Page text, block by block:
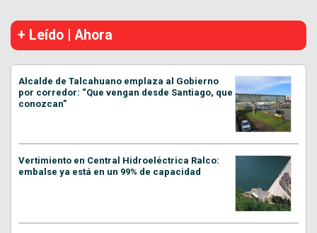
+ Leído | Ahora
Alcalde de Talcahuano emplaza al Gobierno
por corredor: “Que vengan desde Santiago, que
conozcan”
Vertimiento en Central Hidroeléctrica Ralco:
embalse ya está en un 99% de capacidad